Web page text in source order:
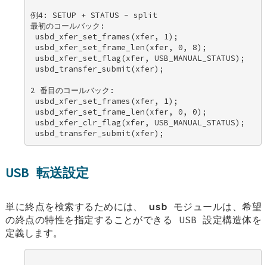
例4: SETUP + STATUS - split
最初のコールバック:
usbd_xfer_set_frames(xfer, 1);
usbd_xfer_set_frame_len(xfer, 0, 8);
usbd_xfer_set_flag(xfer, USB_MANUAL_STATUS);
usbd_transfer_submit(xfer);
2 番目のコールバック:
usbd_xfer_set_frames(xfer, 1);
usbd_xfer_set_frame_len(xfer, 0, 0);
usbd_xfer_clr_flag(xfer, USB_MANUAL_STATUS);
USB 転送設定
単に終点を検索するためには、usb モジュールは、希望
の終点の特性を指定することができる USB 設定構造体を
定義します。